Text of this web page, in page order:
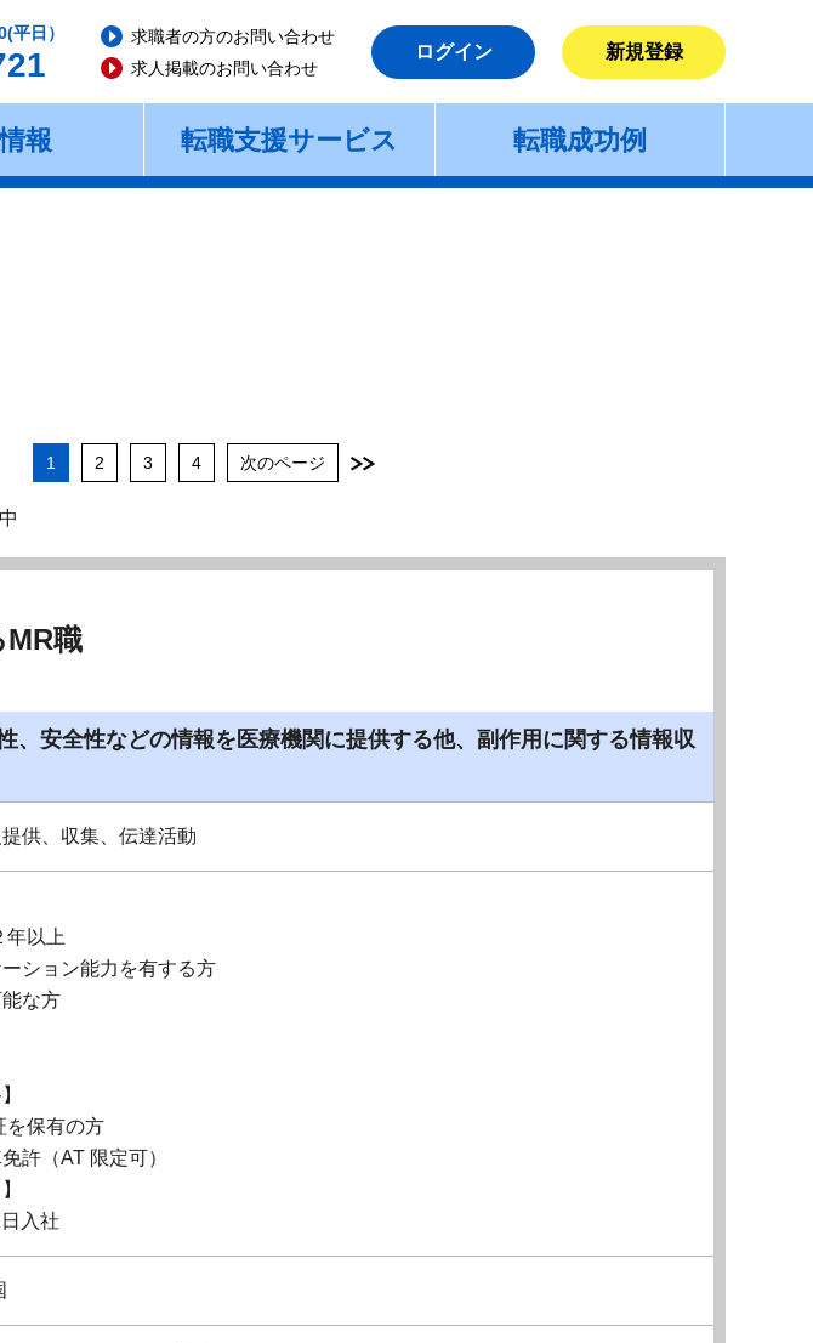
平日）
求職者の方のお問い合わせ
求人掲載のお問い合わせ
ログイン 新規登録
報 転職支援サービス 転職成功例
1 2 3 4 次のページ
MR職
、安全性などの情報を医療機関に提供する他、副作用に関する情報収
供、収集、伝達活動
年以上
ーション能力を有する方
能な方
を保有の方
許（AT 限定可）
入社